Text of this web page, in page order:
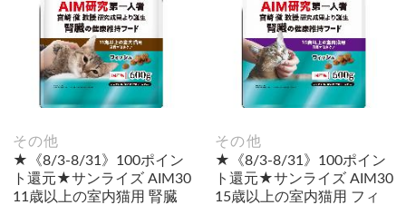
その他
★《8/3-8/31》100ポイン
ト還元★サンライズ AIM30
11歳以上の室内猫用 腎臓
その他
★《8/3-8/31》100ポイン
ト還元★サンライズ AIM30
15歳以上の室内猫用 フィ